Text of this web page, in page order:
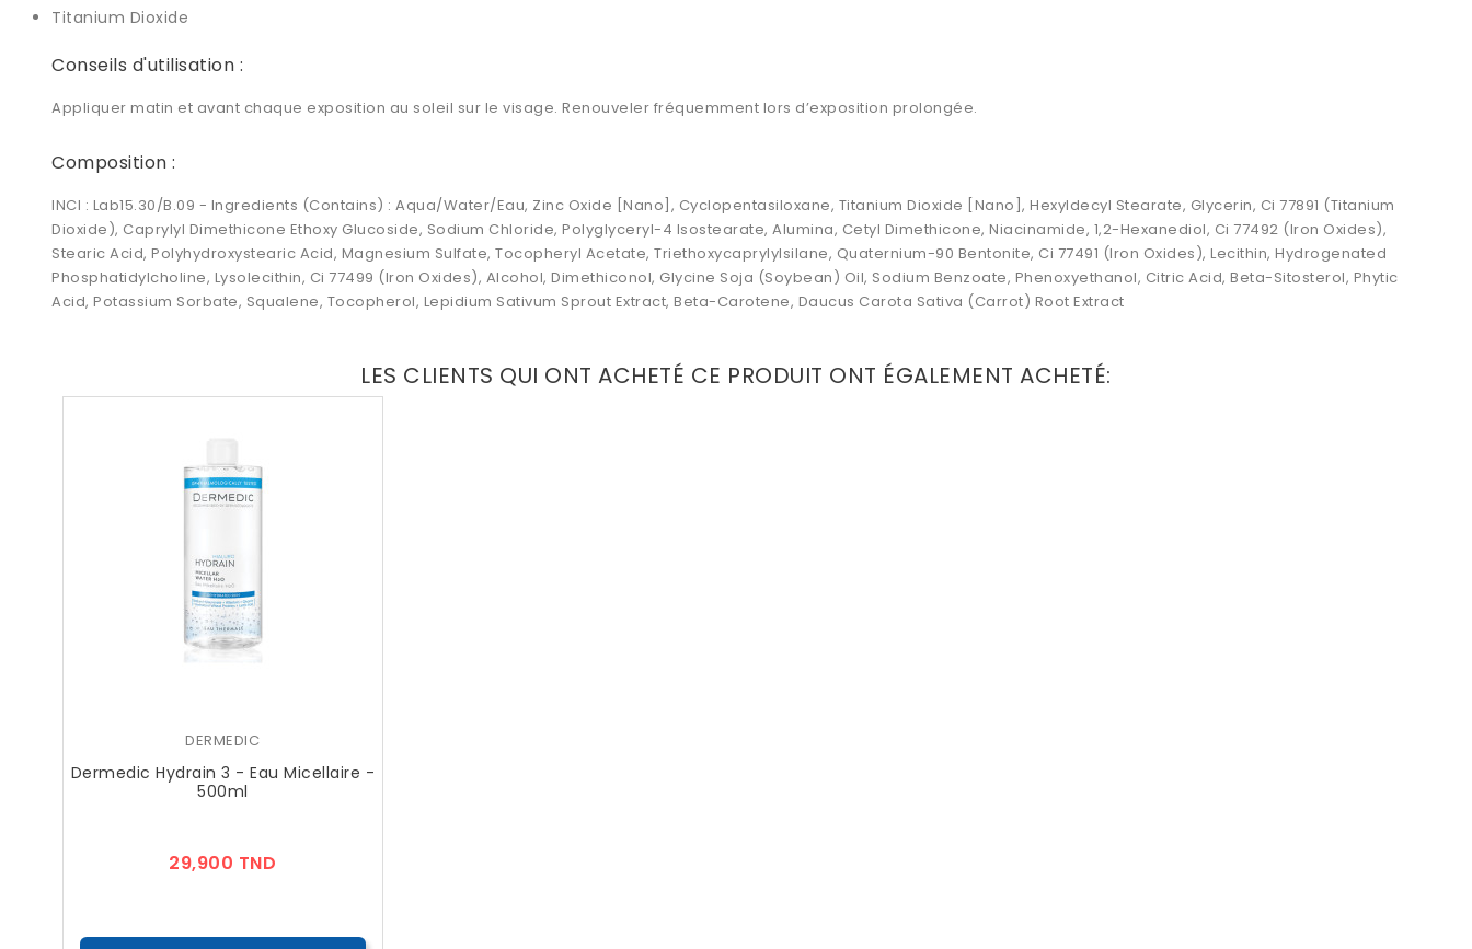
Titanium Dioxide
Conseils d'utilisation :
Appliquer matin et avant chaque exposition au soleil sur le visage. Renouveler fréquemment lors d’exposition prolongée.
Composition :
INCI : Lab15.30/B.09 - Ingredients (Contains) : Aqua/Water/Eau, Zinc Oxide [Nano], Cyclopentasiloxane, Titanium Dioxide [Nano], Hexyldecyl Stearate, Glycerin, Ci 77891 (Titanium
Dioxide), Caprylyl Dimethicone Ethoxy Glucoside, Sodium Chloride, Polyglyceryl-4 Isostearate, Alumina, Cetyl Dimethicone, Niacinamide, 1,2-Hexanediol, Ci 77492 (Iron Oxides),
Stearic Acid, Polyhydroxystearic Acid, Magnesium Sulfate, Tocopheryl Acetate, Triethoxycaprylylsilane, Quaternium-90 Bentonite, Ci 77491 (Iron Oxides), Lecithin, Hydrogenated
Phosphatidylcholine, Lysolecithin, Ci 77499 (Iron Oxides), Alcohol, Dimethiconol, Glycine Soja (Soybean) Oil, Sodium Benzoate, Phenoxyethanol, Citric Acid, Beta-Sitosterol, Phytic
Acid, Potassium Sorbate, Squalene, Tocopherol, Lepidium Sativum Sprout Extract, Beta-Carotene, Daucus Carota Sativa (Carrot) Root Extract
LES CLIENTS QUI ONT ACHETÉ CE PRODUIT ONT ÉGALEMENT ACHETÉ:
DERMEDIC
Dermedic Hydrain 3 - Eau Micellaire -
500ml
29,900 TND